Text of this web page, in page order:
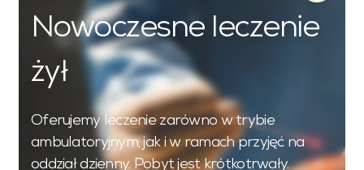
Nowoczesne leczenie
żył
Oferujemy leczenie zarówno w trybie
ambulatoryjnym, jak i w ramach przyjęć na
oddział dzienny. Pobyt jest krótkotrwały.